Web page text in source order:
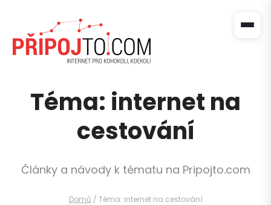
Téma: internet na
cestování
Články a návody k tématu na Pripojto.com
Domů / Téma: internet na cestování